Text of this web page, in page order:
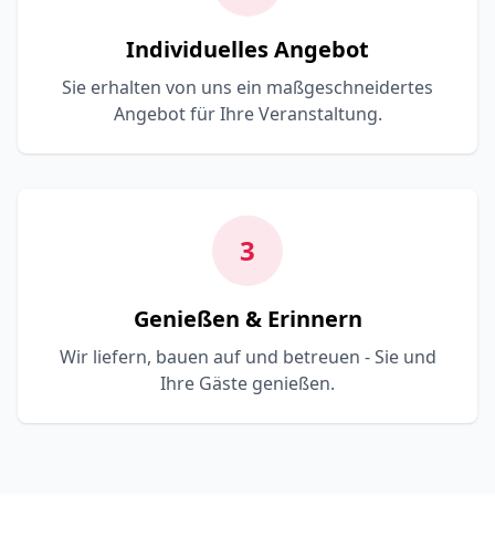
Individuelles Angebot
Sie erhalten von uns ein maßgeschneidertes
Angebot für Ihre Veranstaltung.
3
Genießen & Erinnern
Wir liefern, bauen auf und betreuen - Sie und
Ihre Gäste genießen.